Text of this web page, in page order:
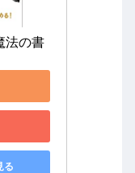
法の書
る